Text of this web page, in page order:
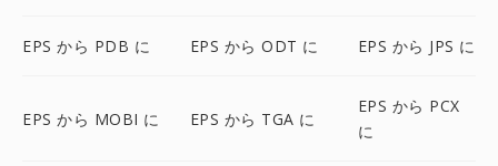
EPS から PDB に EPS から ODT に EPS から JPS に
EPS から MOBI に EPS から TGA に
EPS から PCX
に